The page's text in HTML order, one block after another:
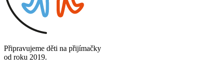
Připravujeme děti na přijímačky
od roku 2019.